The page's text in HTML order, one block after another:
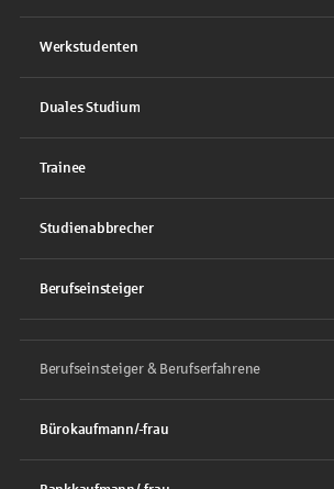
Werkstudenten
Duales Studium
Trainee
Studienabbrecher
Berufseinsteiger
Berufseinsteiger & Berufserfahrene
Bürokaufmann/-frau